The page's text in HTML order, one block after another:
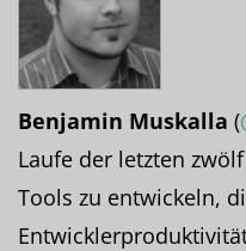
Benjamin Muskalla (
Laufe der letzten
Tools zu entwickeln,